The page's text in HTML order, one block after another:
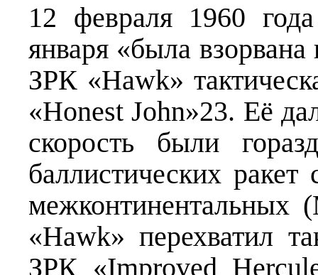
12 февраля 1960
января «была
ЗРК «Hawk»
«Honest John»23. Её
скорость были
баллистических
«Hawk» перехватил
ЗРК «Improved